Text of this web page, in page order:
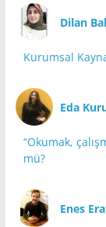
Dilan
Kurumsal
Eda
“Okumak,
mü?
Enes